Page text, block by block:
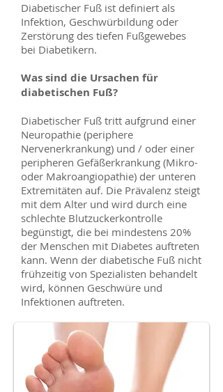
Diabetischer Fuß ist definiert als
Infektion, Geschwürbildung oder
Zerstörung des tiefen Fußgewebes
bei Diabetikern.
Was sind die Ursachen für
diabetischen Fuß?
Diabetischer Fuß tritt aufgrund einer
Neuropathie (periphere
Nervenerkrankung) und / oder einer
peripheren Gefäßerkrankung (Mikro-
oder Makroangiopathie) der unteren
Extremitäten auf. Die Prävalenz steigt
mit dem Alter und wird durch eine
schlechte Blutzuckerkontrolle
begünstigt, die bei mindestens 20%
der Menschen mit Diabetes auftreten
kann. Wenn der diabetische Fuß nicht
frühzeitig von Spezialisten behandelt
wird, können Geschwüre und
Infektionen auftreten.